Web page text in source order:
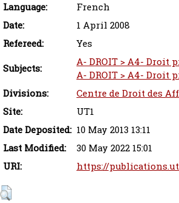
Language:
French
Date:
1 April 2008
Refereed:
Yes
Subjects:
A- DROIT > A4- Droit
A- DROIT > A4- Droit
Divisions:
Centre de Droit des
Site:
UT1
Date Deposited: 10 May 2013 13:11
Last Modified:
30 May 2022 15:01
URI:
https://